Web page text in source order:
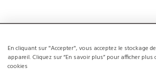
En cliquant sur "Accepter", vous acceptez le stockage
appareil. Cliquez sur “En savoir plus” pour afficher plus
cookies
NOUVEAUX
La création d’un compte a de nombreux avantages: